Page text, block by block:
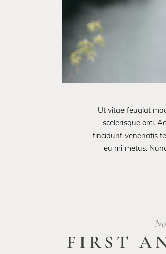
Ut vitae feugiat
scelerisque orci.
tincidunt venenatis
eu mi metus.
FIRST